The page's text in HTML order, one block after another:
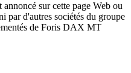
sur cette page Web ou
par d'autres sociétés du groupe
de Foris DAX MT